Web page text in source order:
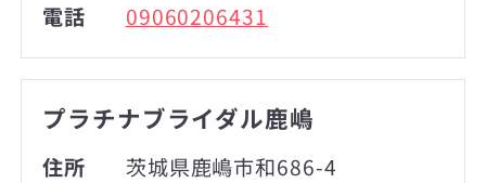
電話
09060206431
プラチナブライダル鹿嶋
住所
茨城県鹿嶋市和686-4